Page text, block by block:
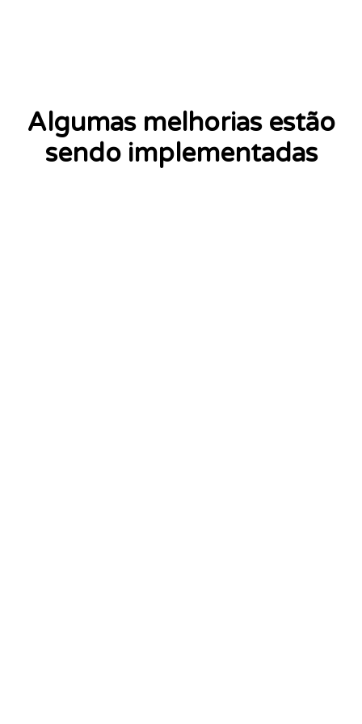
Algumas melhorias estão
sendo implementadas